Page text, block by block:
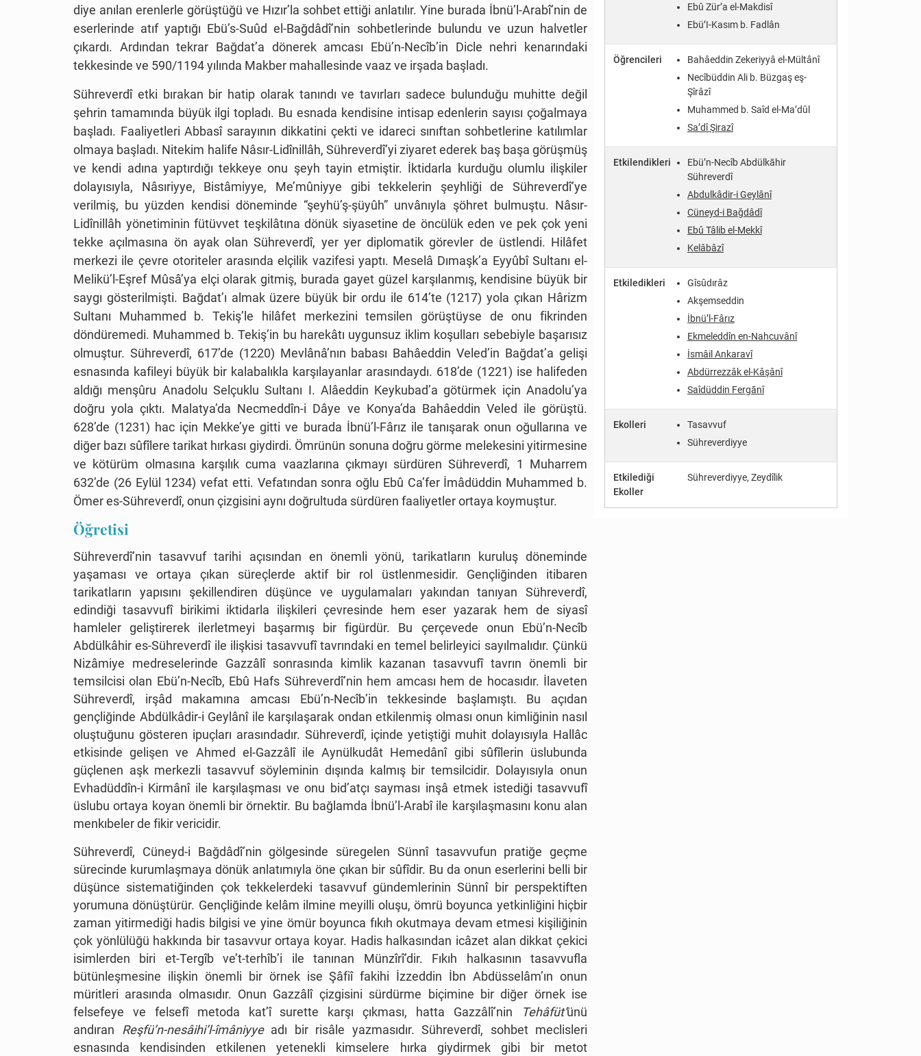
diye anılan erenlerle görüştüğü ve Hızır’la sohbet ettiği anlatılır. Yine burada İbnü’l-Arabî’nin de
eserlerinde atıf yaptığı Ebü’s-Suûd el-Bağdâdî’nin sohbetlerinde bulundu ve uzun halvetler
çıkardı. Ardından tekrar Bağdat’a dönerek amcası Ebü’n-Necîb’in Dicle nehri kenarındaki
tekkesinde ve 590/1194 yılında Makber mahallesinde vaaz ve irşada başladı.
Sühreverdî etki bırakan bir hatip olarak tanındı ve tavırları sadece bulunduğu muhitte değil
şehrin tamamında büyük ilgi topladı. Bu esnada kendisine intisap edenlerin sayısı çoğalmaya
başladı. Faaliyetleri Abbasî sarayının dikkatini çekti ve idareci sınıftan sohbetlerine katılımlar
olmaya başladı. Nitekim halife Nâsır-Lidînillâh, Sühreverdî’yi ziyaret ederek baş başa görüşmüş
ve kendi adına yaptırdığı tekkeye onu şeyh tayin etmiştir. İktidarla kurduğu olumlu ilişkiler
dolayısıyla, Nâsıriyye, Bistâmiyye, Me’mûniyye gibi tekkelerin şeyhliği de Sühreverdî’ye
verilmiş, bu yüzden kendisi döneminde “şeyhü’ş-şüyûh” unvânıyla şöhret bulmuştu. Nâsır-
Lidînillâh yönetiminin fütüvvet teşkilâtına dönük siyasetine de öncülük eden ve pek çok yeni
tekke açılmasına ön ayak olan Sühreverdî, yer yer diplomatik görevler de üstlendi. Hilâfet
merkezi ile çevre otoriteler arasında elçilik vazifesi yaptı. Meselâ Dımaşk’a Eyyûbî Sultanı el-
Melikü’l-Eşref Mûsâ’ya elçi olarak gitmiş, burada gayet güzel karşılanmış, kendisine büyük bir
saygı gösterilmişti. Bağdat’ı almak üzere büyük bir ordu ile 614’te (1217) yola çıkan Hârizm
Sultanı Muhammed b. Tekiş’le hilâfet merkezini temsilen görüştüyse de onu fikrinden
döndüremedi. Muhammed b. Tekiş’in bu harekâtı uygunsuz iklim koşulları sebebiyle başarısız
olmuştur. Sühreverdî, 617’de (1220) Mevlânâ’nın babası Bahâeddin Veled’in Bağdat’a gelişi
esnasında kafileyi büyük bir kalabalıkla karşılayanlar arasındaydı. 618’de (1221) ise halifeden
aldığı menşûru Anadolu Selçuklu Sultanı I. Alâeddin Keykubad’a götürmek için Anadolu’ya
doğru yola çıktı. Malatya’da Necmeddîn-i Dâye ve Konya’da Bahâeddin Veled ile görüştü.
628’de (1231) hac için Mekke’ye gitti ve burada İbnü’l-Fârız ile tanışarak onun oğullarına ve
diğer bazı sûfîlere tarikat hırkası giydirdi. Ömrünün sonuna doğru görme melekesini yitirmesine
ve kötürüm olmasına karşılık cuma vaazlarına çıkmayı sürdüren Sühreverdî, 1 Muharrem
632’de (26 Eylül 1234) vefat etti. Vefatından sonra oğlu Ebû Ca’fer İmâdüddin Muhammed b.
Ömer es-Sühreverdî, onun çizgisini aynı doğrultuda sürdüren faaliyetler ortaya koymuştur.
Öğretisi
Sühreverdî’nin tasavvuf tarihi açısından en önemli yönü, tarikatların kuruluş döneminde
yaşaması ve ortaya çıkan süreçlerde aktif bir rol üstlenmesidir. Gençliğinden itibaren
tarikatların yapısını şekillendiren düşünce ve uygulamaları yakından tanıyan Sühreverdî,
edindiği tasavvufî birikimi iktidarla ilişkileri çevresinde hem eser yazarak hem de siyasî
hamleler geliştirerek ilerletmeyi başarmış bir figürdür. Bu çerçevede onun Ebü’n-Necîb
Abdülkâhir es-Sühreverdî ile ilişkisi tasavvufî tavrındaki en temel belirleyici sayılmalıdır. Çünkü
Nizâmiye medreselerinde Gazzâlî sonrasında kimlik kazanan tasavvufî tavrın önemli bir
temsilcisi olan Ebü’n-Necîb, Ebû Hafs Sühreverdî’nin hem amcası hem de hocasıdır. İlaveten
Sühreverdî, irşâd makamına amcası Ebü’n-Necîb’in tekkesinde başlamıştı. Bu açıdan
gençliğinde Abdülkâdir-i Geylânî ile karşılaşarak ondan etkilenmiş olması onun kimliğinin nasıl
oluştuğunu gösteren ipuçları arasındadır. Sühreverdî, içinde yetiştiği muhit dolayısıyla Hallâc
etkisinde gelişen ve Ahmed el-Gazzâlî ile Aynülkudât Hemedânî gibi sûfîlerin üslubunda
güçlenen aşk merkezli tasavvuf söyleminin dışında kalmış bir temsilcidir. Dolayısıyla onun
Evhadüddîn-i Kirmânî ile karşılaşması ve onu bid’atçı sayması inşâ etmek istediği tasavvufî
üslubu ortaya koyan önemli bir örnektir. Bu bağlamda İbnü’l-Arabî ile karşılaşmasını konu alan
menkıbeler de fikir vericidir.
Sühreverdî, Cüneyd-i Bağdâdî’nin gölgesinde süregelen Sünnî tasavvufun pratiğe geçme
sürecinde kurumlaşmaya dönük anlatımıyla öne çıkan bir sûfîdir. Bu da onun eserlerini belli bir
düşünce sistematiğinden çok tekkelerdeki tasavvuf gündemlerinin Sünnî bir perspektiften
yorumuna dönüştürür. Gençliğinde kelâm ilmine meyilli oluşu, ömrü boyunca yetkinliğini hiçbir
zaman yitirmediği hadis bilgisi ve yine ömür boyunca fıkıh okutmaya devam etmesi kişiliğinin
çok yönlülüğü hakkında bir tasavvur ortaya koyar. Hadis halkasından icâzet alan dikkat çekici
isimlerden biri et-Tergîb ve’t-terhîb’i ile tanınan Münzîrî’dir. Fıkıh halkasının tasavvufla
bütünleşmesine ilişkin önemli bir örnek ise Şâfiî fakihi İzzeddin İbn Abdüsselâm’ın onun
müritleri arasında olmasıdır. Onun Gazzâlî çizgisini sürdürme biçimine bir diğer örnek ise
felsefeye ve felsefî metoda kat’î surette karşı çıkması, hatta Gazzâlî’nin
Tehâfüt’ünü
andıran Reşfü’n-nesâihi’l-îmâniyyeadı bir risâle yazmasıdır. Sühreverdî, sohbet meclisleri
esnasında kendisinden etkilenen yetenekli kimselere hırka giydirmek gibi bir metot
Ebû Zür’a el-Makdisî
Ebü’I-Kasım b. Fadlân
Öğrencileri
Bahâeddin Zekeriyyâ el-Mültânî
Necîbüddin Ali b. Büzgaş eş-
Şîrâzî
Muhammed b. Saîd el-Ma’dûl
Sa’dî Şirazî
Etkilendikleri
Ebü’n-Necîb Abdülkāhir
Sühreverdî
Abdulkâdir-i Geylânî
Cüneyd-i Bağdâdî
Ebû Tâlib el-Mekkî
Kelâbâzî
Etkiledikleri
Gîsûdırâz
Akşemseddin
İbnü’l-Fârız
Ekmeleddîn en-Nahcuvânî
İsmâil Ankaravî
Abdürrezzâk el-Kâşânî
Saîdüddin Fergānî
Ekolleri
Tasavvuf
Sühreverdiyye
Etkilediği
Ekoller
Sühreverdiyye, Zeydîlik